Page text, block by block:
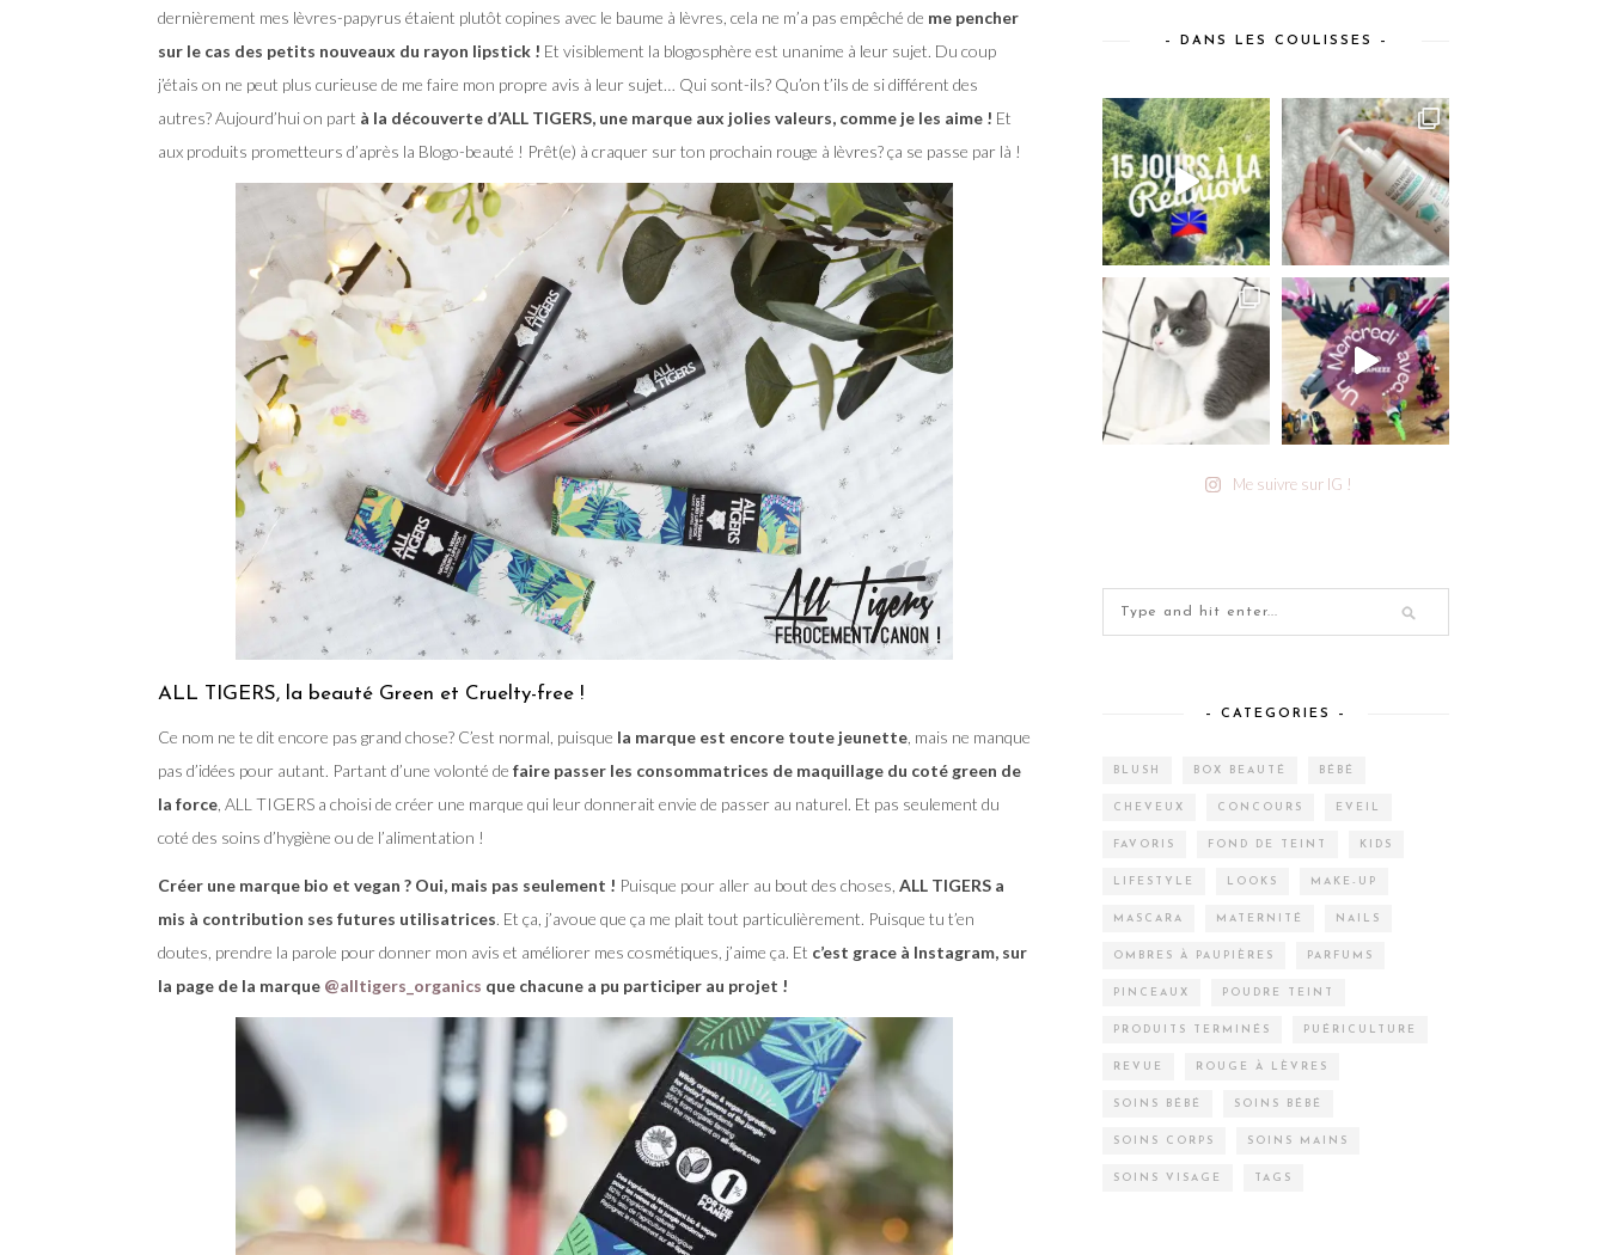
dernièrement mes lèvres-papyrus étaient plutôt copines avec le baume à lèvres, cela ne m’a pas empêché de me pencher
sur le cas des petits nouveaux du rayon lipstick ! Et visiblement la blogosphère est unanime à leur sujet. Du coup
j’étais on ne peut plus curieuse de me faire mon propre avis à leur sujet… Qui sont-ils? Qu’on t’ils de si différent des
autres? Aujourd’hui on part à la découverte d’ALL TIGERS, une marque aux jolies valeurs, comme je les aime ! Et
aux produits prometteurs d’après la Blogo-beauté ! Prêt(e) à craquer sur ton prochain rouge à lèvres? ça se passe par là !
ALL TIGERS, la beauté Green et Cruelty-free !
Ce nom ne te dit encore pas grand chose? C’est normal, puisque la marque est encore toute jeunette , mais ne manque
pas d’idées pour autant. Partant d’une volonté de faire passer les consommatrices de maquillage du coté green de
la force , ALL TIGERS a choisi de créer une marque qui leur donnerait envie de passer au naturel. Et pas seulement du
coté des soins d’hygiène ou de l’alimentation !
Créer une marque bio et vegan ? Oui, mais pas seulement ! Puisque pour aller au bout des choses, ALL TIGERS a
mis à contribution ses futures utilisatrices. Et ça, j’avoue que ça me plait tout particulièrement. Puisque tu t’en
doutes, prendre la parole pour donner mon avis et améliorer mes cosmétiques, j’aime ça. Et c’est grace à Instagram, sur
la page de la marque @alltigers_organics que chacune a pu participer au projet !
– DANS LES COULISSES –
Me suivre sur IG !
– CATEGORIES –
BLUSH BOX BEAUTÉ BÉBÉ
CHEVEUX CONCOURS EVEIL
FAVORIS FOND DE TEINT KIDS
LIFESTYLE LOOKS MAKE-UP
MASCARA MATERNITÉ NAILS
OMBRES À PAUPIÈRES PARFUMS
PINCEAUX POUDRE TEINT
PRODUITS TERMINÉS PUÉRICULTURE
REVUE ROUGE À LÈVRES
SOINS BÉBÉ SOINS BÉBÉ
SOINS CORPS SOINS MAINS
SOINS VISAGE TAGS